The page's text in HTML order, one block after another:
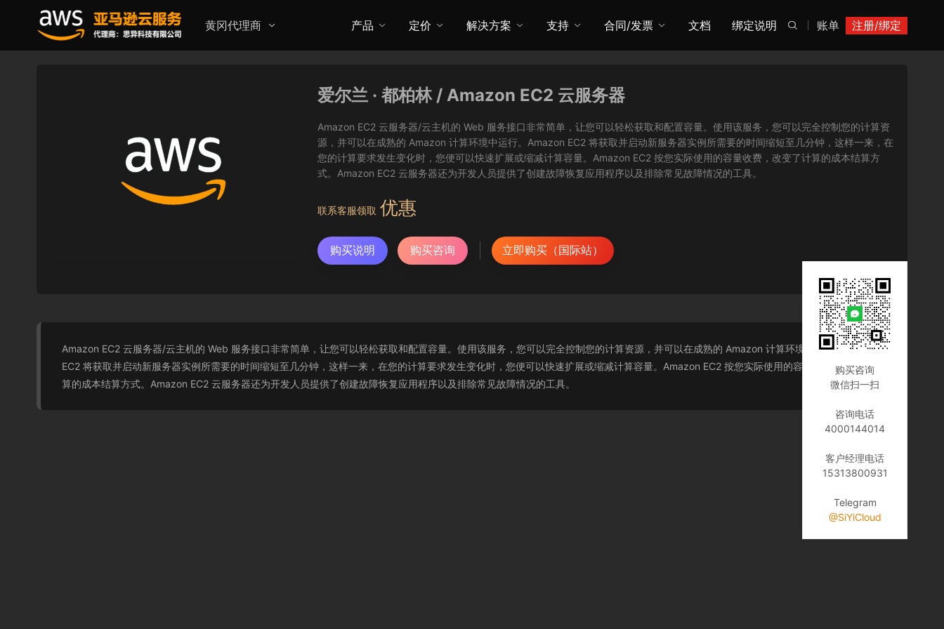
黄冈代理商 账单 注册/绑定

产品 定价 解决方案 支持 合同/发票 文档 绑定说明
爱尔兰 · 都柏林 / Amazon EC2 云服务器
Amazon EC2 云服务器/云主机的 Web 服务接口非常简单，让您可以轻松获取和配置容量。使用该服务，您可以完全控制您的计算资
源，并可以在成熟的 Amazon 计算环境中运行。Amazon EC2 将获取并启动新服务器实例所需要的时间缩短至几分钟，这样一来，在
您的计算要求发生变化时，您便可以快速扩展或缩减计算容量。Amazon EC2 按您实际使用的容量收费，改变了计算的成本结算方
式。Amazon EC2 云服务器还为开发人员提供了创建故障恢复应用程序以及排除常见故障情况的工具。
联系客服领取 优惠
购买说明 购买咨询 立即购买（国际站）
Amazon EC2 云服务器/云主机的 Web 服务接口非常简单，让您可以轻松获取和配置容量。使用该服务，您可以完全控制您的计算资源，并可以在成熟的 Amazon 计算环境中运行。Amazon
EC2 将获取并启动新服务器实例所需要的时间缩短至几分钟，这样一来，在您的计算要求发生变化时，您便可以快速扩展或缩减计算容量。Amazon EC2 按您实际使用的容量收费，改变了计
算的成本结算方式。Amazon EC2 云服务器还为开发人员提供了创建故障恢复应用程序以及排除常见故障情况的工具。
购买咨询
微信扫一扫
咨询电话
4000144014
客户经理电话
15313800931
Telegram
@SiYiCloud